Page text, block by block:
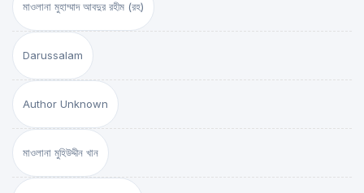
মাওলানা মুহাম্মাদ আবদুর রহীম (রহ)
Darussalam
Author Unknown
মাওলানা মুহিউদ্দীন খান